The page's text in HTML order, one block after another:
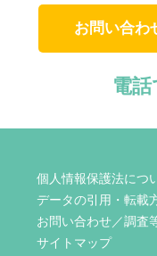
お問い合わ
電
個人情報保護法につ
データの引用・転載
お問い合わせ／調査
サイトマップ